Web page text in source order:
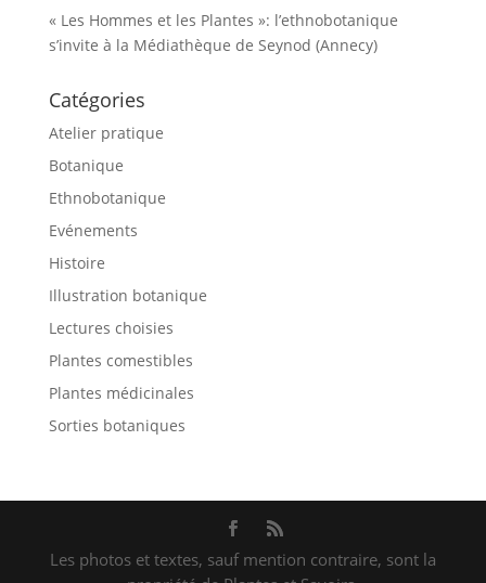
« Les Hommes et les Plantes »: l’ethnobotanique
s’invite à la Médiathèque de Seynod (Annecy)
Catégories
Atelier pratique
Botanique
Ethnobotanique
Evénements
Histoire
Illustration botanique
Lectures choisies
Plantes comestibles
Plantes médicinales
Sorties botaniques
Les photos et textes, sauf mention contraire, sont la